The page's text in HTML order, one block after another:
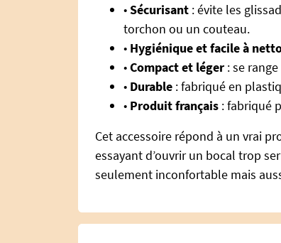
•Sécurisant : évite les
torchon ou un couteau.
• Hygiénique et facile à
•Compact et léger : se
• Durable : fabriqué en
• Produit français : fabriqué
Cet accessoire répond à un vrai
essayant d’ouvrir un bocal trop
seulement inconfortable mais